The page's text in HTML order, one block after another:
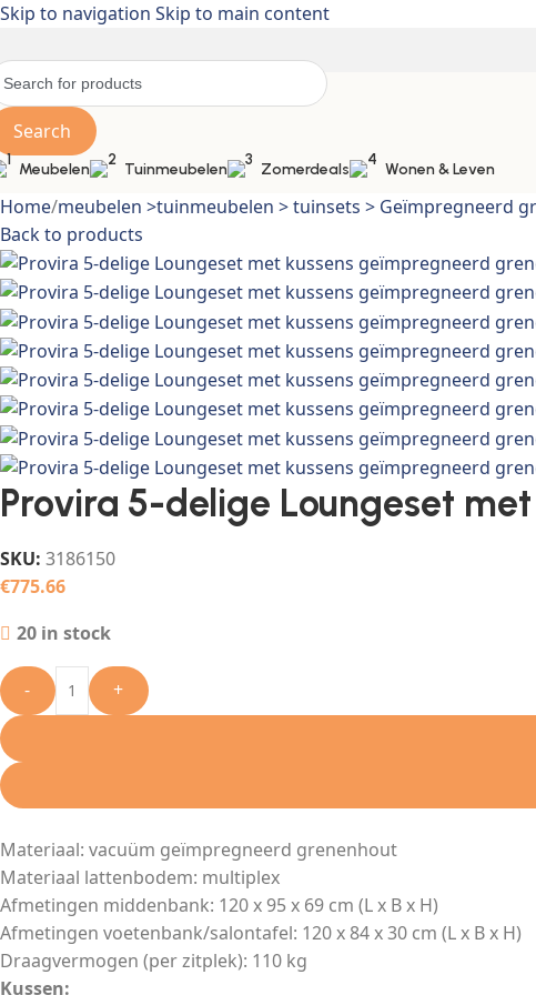
Skip to navigation Skip to main content
Search
Meubelen Tuinmeubelen Zomerdeals Wonen & Leven
Home/meubelen >tuinmeubelen > tuinsets > Geïmpregneerd
Back to products
Provira 5-delige Loungeset
SKU: 3186150
€775.66
20 in stock
- +
Materiaal: vacuüm geïmpregneerd grenenhout
Materiaal lattenbodem: multiplex
Afmetingen middenbank: 120 x 95 x 69 cm (L x B x H)
Afmetingen voetenbank/salontafel: 120 x 84 x 30 cm (L x B x H)
Draagvermogen (per zitplek): 110 kg
Kussen: